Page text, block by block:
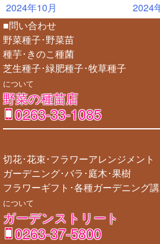
2024年10月
2024
■問い合わせ
野菜種子･野菜苗
種芋･きのこ種菌
芝生種子･緑肥種子･牧草種子
について
野菜の種苗店
0263-33-1085
切花･花束･フラワーアレンジメント
ガーデニング･バラ･庭木･果樹
フラワーギフト･各種ガーデニング
について
ガーデンストリート
0263-37-5800